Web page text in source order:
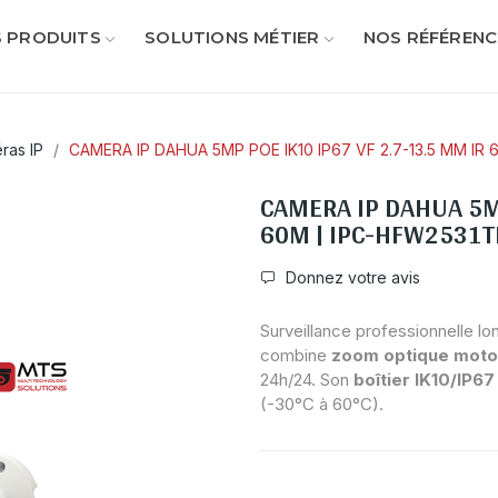
PRODUITS SOLUTIONS MÉTIER NOS
IP CAMERA IP DAHUA 5MP POE IK10 IP67 VF 2.7-13.5 MM
CAMERA IP DAHUA
60M | IPC-
Donnez votre avis
Surveillance professionnelle
combine zoom optique
24h/24. Son boîtier IK10/IP67
(-30°C à 60°C).